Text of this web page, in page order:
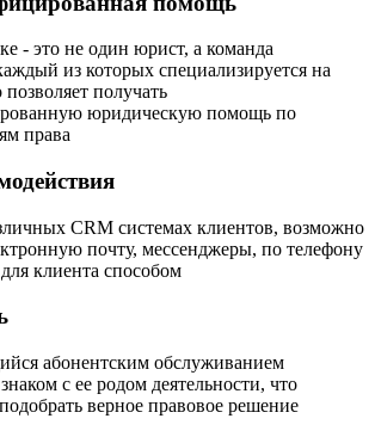
- это не один юрист, а команда
из которых специализируется на
получать
юридическую помощь по
права
CRM системах клиентов, возможно
почту, мессенджеры, по телефону
клиента способом
абонентским обслуживанием
с ее родом деятельности, что
верное правовое решение